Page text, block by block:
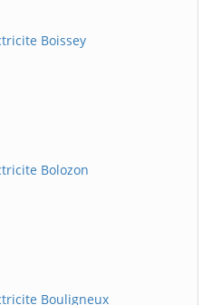
Boissey
Bolozon
Bouligneux